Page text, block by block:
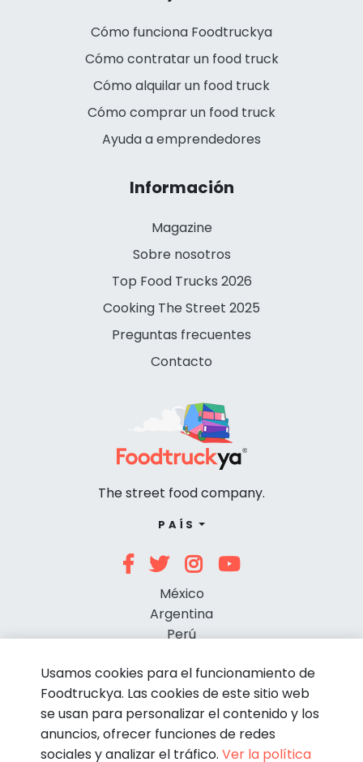
Cómo funciona Foodtruckya
Cómo contratar un food truck
Cómo alquilar un food truck
Cómo comprar un food truck
Ayuda a emprendedores
Información
Magazine
Sobre nosotros
Top Food Trucks 2026
Cooking The Street 2025
Preguntas frecuentes
Contacto
The street food company.
PAÍS
México
Argentina
Perú
Usamos cookies para el funcionamiento de
Foodtruckya. Las cookies de este sitio web
se usan para personalizar el contenido y los
anuncios, ofrecer funciones de redes
sociales y analizar el tráfico. Ver la política